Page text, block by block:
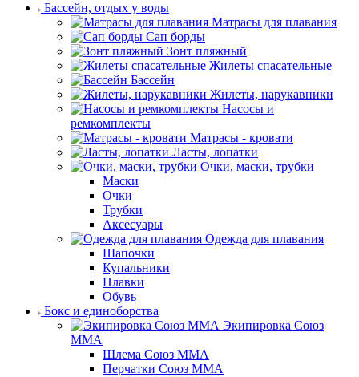
Бассейн, отдых у воды
Матрасы для плавания
Сап борды
Зонт пляжный
Жилеты спасательные
Бассейн
Жилеты, нарукавники
Насосы и
ремкомплекты
Матрасы - кровати
Ласты, лопатки
Очки, маски, трубки
Маски
Очки
Трубки
Аксесуары
Одежда для плавания
Шапочки
Купальники
Плавки
Обувь
Бокс и единоборства
Экипировка Союз
ММА
Шлема Союз ММА
Перчатки Союз ММА